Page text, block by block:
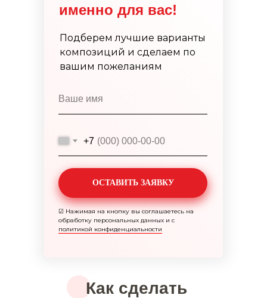
именно для вас!
Подберем лучшие варианты
композиций и сделаем по
вашим пожеланиям
+7
ОСТАВИТЬ ЗАЯВКУ
Как сделать
☑ Нажимая на кнопку вы соглашаетесь на
обработку персональных данных и с
политикой конфиденциальности